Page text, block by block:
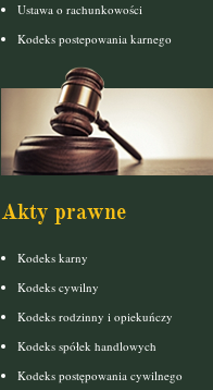
Ustawa o rachunkowości
Kodeks postepowania karnego
Akty prawne
Kodeks karny
Kodeks cywilny
Kodeks rodzinny i opiekuńczy
Kodeks spółek handlowych
Kodeks postępowania cywilnego